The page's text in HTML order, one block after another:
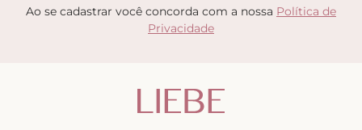
Ao se cadastrar você concorda com a nossa Política de
Privacidade